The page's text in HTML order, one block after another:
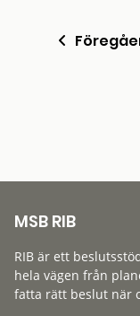
MSB RIB
RIB är ett
hela vägen från
fatta rätt beslut när